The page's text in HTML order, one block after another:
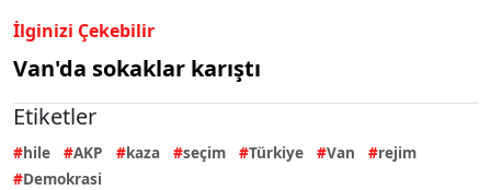
İlginizi Çekebilir
Van'da sokaklar karıştı
Etiketler
hile AKP kaza seçim Türkiye Van
rejim
Demokrasi